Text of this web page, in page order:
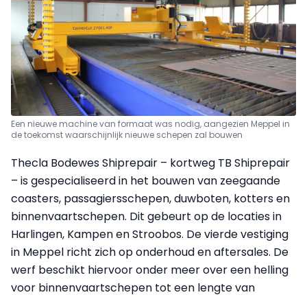
Een nieuwe machine van formaat was nodig, aangezien Meppel in
de toekomst waarschijnlijk nieuwe schepen zal bouwen
Thecla Bodewes Shiprepair – kortweg TB Shiprepair
– is gespecialiseerd in het bouwen van zeegaande
coasters, passagiersschepen, duwboten, kotters en
binnenvaartschepen. Dit gebeurt op de locaties in
Harlingen, Kampen en Stroobos. De vierde vestiging
in Meppel richt zich op onderhoud en aftersales. De
werf beschikt hiervoor onder meer over een helling
voor binnenvaartschepen tot een lengte van